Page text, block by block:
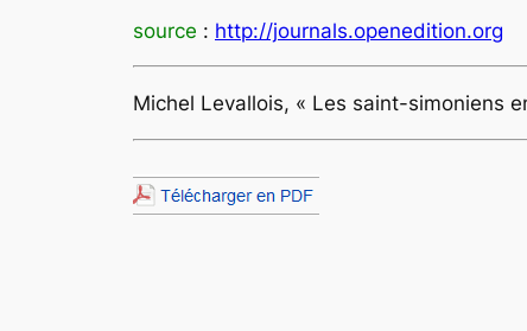
source : http://journals.openedition.org
Michel Levallois, « Les saint-simoniens